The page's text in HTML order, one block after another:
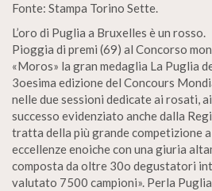
Fonte: Stampa Torino Sette.
L’oro di Puglia a Bruxelles è un rosso.
Pioggia di premi (69) al Concorso
«Moros» la gran medaglia La Puglia
3oesima edizione del Concours
nelle due sessioni dedicate ai rosati,
successo evidenziato anche dalla
tratta della più grande competizione
eccellenze enoiche con una giuria
composta da oltre 30o degustatori
valutato 7500 campioni». Perla